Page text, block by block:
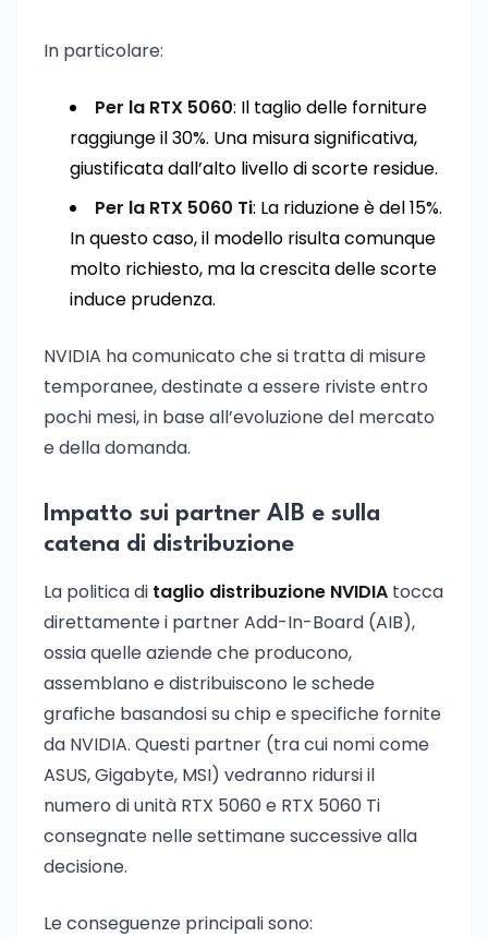
In particolare:
Per la RTX 5060: Il taglio delle forniture
raggiunge il 30%. Una misura significativa,
giustificata dall’alto livello di scorte residue.
Per la RTX 5060 Ti: La riduzione è del 15%.
In questo caso, il modello risulta comunque
molto richiesto, ma la crescita delle scorte
induce prudenza.
NVIDIA ha comunicato che si tratta di misure
temporanee, destinate a essere riviste entro
pochi mesi, in base all’evoluzione del mercato
e della domanda.
Impatto sui partner AIB e sulla
catena di distribuzione
La politica di taglio distribuzione NVIDIA tocca
direttamente i partner Add-In-Board (AIB),
ossia quelle aziende che producono,
assemblano e distribuiscono le schede
grafiche basandosi su chip e specifiche fornite
da NVIDIA. Questi partner (tra cui nomi come
ASUS, Gigabyte, MSI) vedranno ridursi il
numero di unità RTX 5060 e RTX 5060 Ti
consegnate nelle settimane successive alla
decisione.
Le conseguenze principali sono: